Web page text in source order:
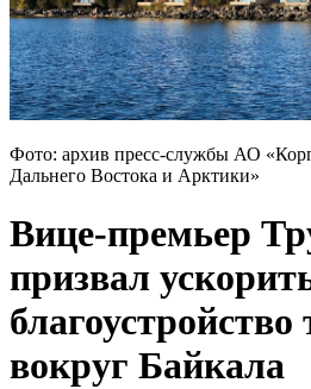
Фото: архив пресс-службы АО
Дальнего Востока и Арктики»
Вице-премьер
призвал
вокруг Байкала